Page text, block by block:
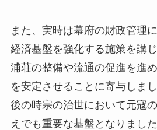
また、実時は幕府の財政管理
経済基盤を強化する施策を講
浦荘の整備や流通の促進を進
を安定させることに寄与しま
後の時宗の治世において元寇
えでも重要な基盤となりました